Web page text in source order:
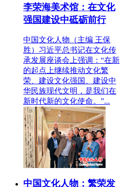
李荣海美术馆：在文化
强国建设中砥砺前行
中国文化人物（主编 王保
胜）习近平总书记在文化传
承发展座谈会上强调：“在新
的起点上继续推动文化繁
荣、建设文化强国、建设中
华民族现代文明，是我们在
新时代新的文化使命。”...
中国文化人物：繁荣发